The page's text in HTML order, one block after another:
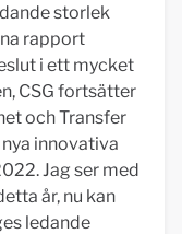
storlek
rapport
i ett mycket
CSG fortsätter
och Transfer
innovativa
Jag ser med
år, nu kan
ledande